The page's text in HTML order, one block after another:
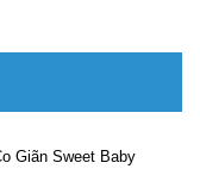
Giãn Sweet Baby